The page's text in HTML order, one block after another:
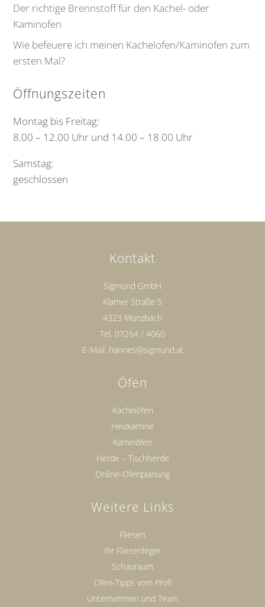
Der richtige Brennstoff für den Kachel- oder
Kaminofen
Wie befeuere ich meinen Kachelofen/Kaminofen zum
ersten Mal?
Öffnungszeiten
Montag bis Freitag:
8.00 – 12.00 Uhr und 14.00 – 18.00 Uhr
Samstag:
geschlossen
Kontakt
Sigmund GmbH
Klamer Straße 5
4323 Münzbach
Tel. 07264 / 4060
E-Mail: hannes@sigmund.at
Öfen
Kachelöfen
Heizkamine
Kaminöfen
Herde – Tischherde
Online-Ofenplanung
Weitere Links
Fliesen
Ihr Fliesenleger
Schauraum
Ofen-Tipps vom Profi
Unternehmen und Team